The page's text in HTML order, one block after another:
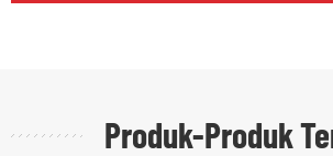
Produk-Produk